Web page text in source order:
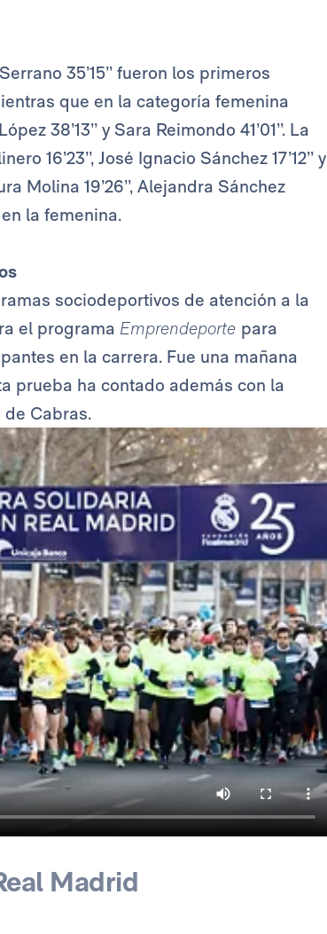
35’15’’ fueron los primeros
que en la categoría femenina
38’13’’ y Sara Reimondo 41’01’’. La
16’23’’, José Ignacio Sánchez 17’12’’ y
Molina 19’26’’, Alejandra Sánchez
en la femenina.
sociodeportivos de atención a la
el programa Emprendeporte para
en la carrera. Fue una mañana
prueba ha contado además con la
de Cabras.
Madrid